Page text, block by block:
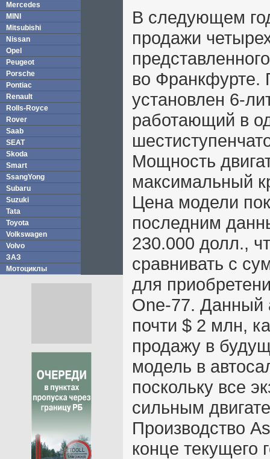
Mercedes
MINI
Mitsubishi
Nissan
Opel
Peugeot
Porsche
Pontiac
Renault
Rolls-Royce
Rover
Saab
SEAT
Skoda
Smart
SsangYong
Subaru
Suzuki
Tata
Toyota
Volkswagen
Volvo
ЗАЗ
Мотоциклы
В следующем
продажи
во Франкфурте.
установлен 6-
работающий в
Мощность
максимальный
Цена модели
последним
230.000 долл.,
сравнивать с
для
One-77. Данный
почти $ 2 млн,
продажу в
модель в
поскольку все
сильным
Производство
конце текущего